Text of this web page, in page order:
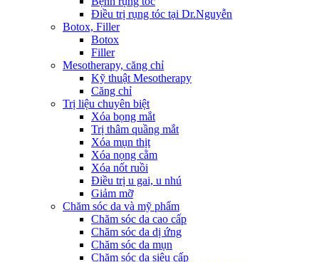
Điều trị rụng tóc tại Dr.Nguyễn
Botox, Filler
Botox
Filler
Mesotherapy, căng chỉ
Kỹ thuật Mesotherapy
Căng chỉ
Trị liệu chuyên biệt
Xóa bọng mắt
Trị thâm quầng mắt
Xóa mụn thịt
Xóa nọng cằm
Xóa nốt ruồi
Điều trị u gai, u nhú
Giảm mỡ
Chăm sóc da và mỹ phẩm
Chăm sóc da cao cấp
Chăm sóc da dị ứng
Chăm sóc da mụn
Chăm sóc da siêu cấp